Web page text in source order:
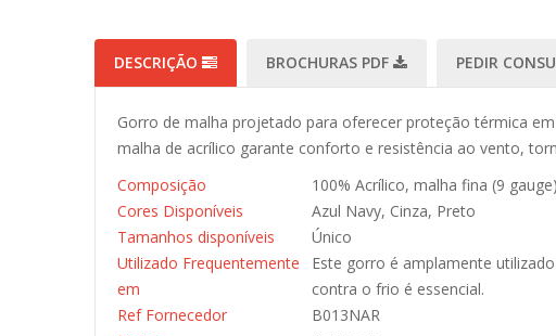
DESCRIÇÃO BROCHURAS PDF PEDIR
Gorro de malha projetado para oferecer proteção térmica
malha de acrílico garante conforto e resistência ao vento,
Composição
100% Acrílico, malha fina (9
Cores Disponíveis
Azul Navy, Cinza, Preto
Tamanhos disponíveis
Único
Utilizado Frequentemente
em
Este gorro é amplamente
contra o frio é essencial.
Ref Fornecedor
B013NAR